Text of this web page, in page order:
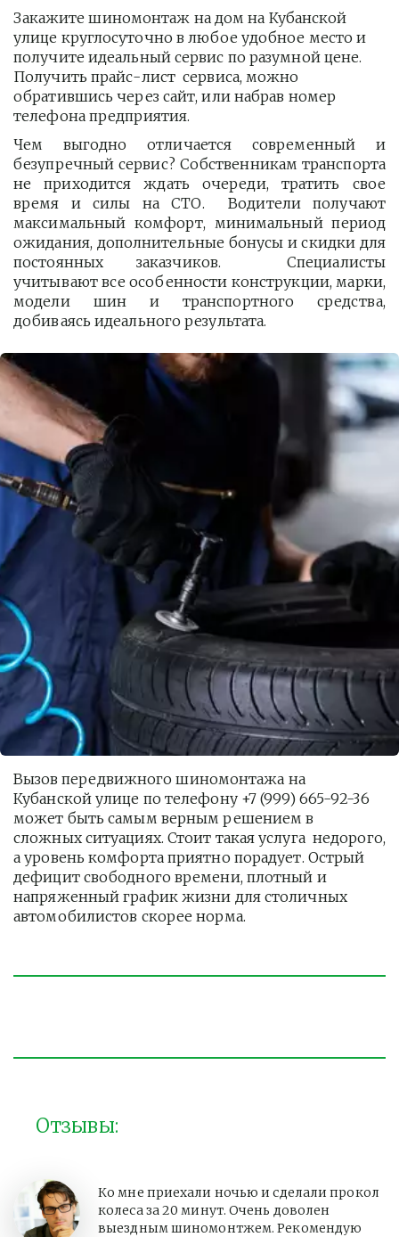
Закажите шиномонтаж на дом на Кубанской
улице круглосуточно в любое удобное место и
получите идеальный сервис по разумной цене.
Получить прайс-лист  сервиса, можно
обратившись через сайт, или набрав номер
телефона предприятия.
Чем выгодно отличается современный и
безупречный сервис? Собственникам транспорта
не приходится ждать очереди, тратить свое
время и силы на СТО. Водители получают
максимальный комфорт, минимальный период
ожидания, дополнительные бонусы и скидки для
постоянных заказчиков. Специалисты
учитывают все особенности конструкции, марки,
модели шин и транспортного средства,
добиваясь идеального результата.
Вызов передвижного шиномонтажа на
Кубанской улице по телефону +7 (999) 665-92-36
может быть самым верным решением в
сложных ситуациях. Стоит такая услуга  недорого,
а уровень комфорта приятно порадует. Острый
дефицит свободного времени, плотный и
напряженный график жизни для столичных
автомобилистов скорее норма.
Отзывы:
Ко мне приехали ночью и сделали прокол
колеса за 20 минут. Очень доволен
выездным шиномонтжем. Рекомендую